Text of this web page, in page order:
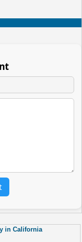
in California